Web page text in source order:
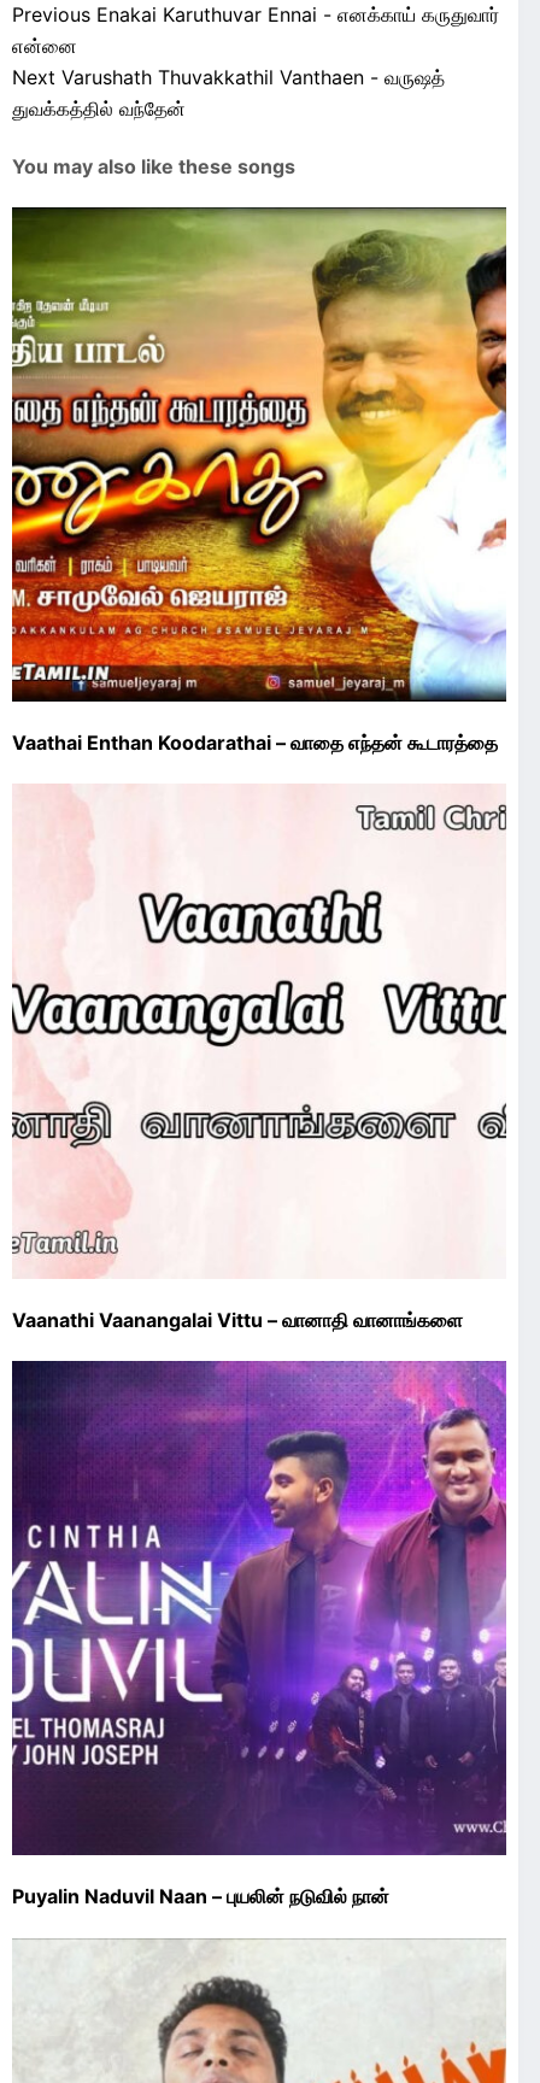
Previous Enakai Karuthuvar Ennai - எனக்காய் கருதுவார்
என்னை
Next Varushath Thuvakkathil Vanthaen - வருஷத்
துவக்கத்தில் வந்தேன்
You may also like these songs
Vaathai Enthan Koodarathai – வாதை எந்தன் கூடாரத்தை
Vaanathi Vaanangalai Vittu – வானாதி வானாங்களை
Puyalin Naduvil Naan – புயலின் நடுவில் நான்